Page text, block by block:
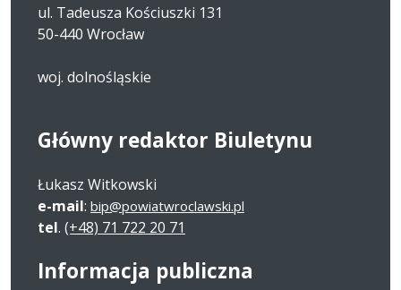
ul. Tadeusza Kościuszki 131
50-440 Wrocław
woj. dolnośląskie
Główny redaktor Biuletynu
Łukasz Witkowski
e-mail: bip@powiatwroclawski.pl
tel. (+48) 71 722 20 71
Informacja publiczna